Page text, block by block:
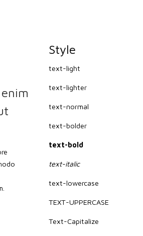
Style
text-light
text-lighter
text-normal
text-bolder
text-bold
text-italic
text-lowercase
TEXT-UPPERCASE
Text-Capitalize